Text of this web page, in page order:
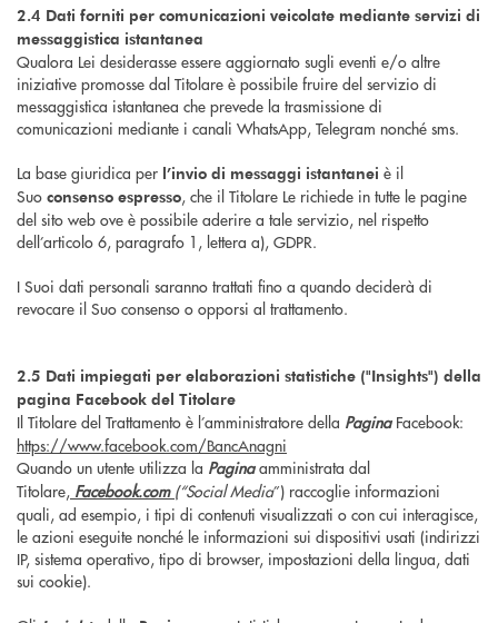
2.4 Dati forniti per comunicazioni veicolate mediante servizi di
messaggistica istantanea
Qualora Lei desiderasse essere aggiornato sugli eventi e/o altre
iniziative promosse dal Titolare è possibile fruire del servizio di
messaggistica istantanea che prevede la trasmissione di
comunicazioni mediante i canali WhatsApp, Telegram nonché sms.
La base giuridica per l’invio di messaggi istantanei è il
Suo consenso espresso, che il Titolare Le richiede in tutte le pagine
del sito web ove è possibile aderire a tale servizio, nel rispetto
dell’articolo 6, paragrafo 1, lettera a), GDPR.
I Suoi dati personali saranno trattati fino a quando deciderà di
revocare il Suo consenso o opporsi al trattamento.
2.5 Dati impiegati per elaborazioni statistiche ("Insights") della
pagina Facebook del Titolare
Il Titolare del Trattamento è l’amministratore della PaginaFacebook:
https://www.facebook.com/BancAnagni
Quando un utente utilizza la Paginaamministrata dal
Titolare, Facebook.com (“Social Media”) raccoglie informazioni
quali, ad esempio, i tipi di contenuti visualizzati o con cui interagisce,
le azioni eseguite nonché le informazioni sui dispositivi usati (indirizzi
IP, sistema operativo, tipo di browser, impostazioni della lingua, dati
sui cookie).